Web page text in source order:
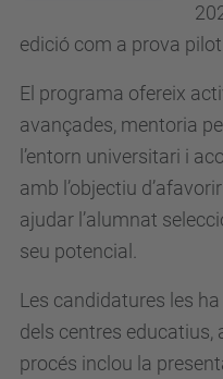
edició com a prova pilot.
El programa ofereix
avançades, mentoria
l’entorn universitari i
amb l’objectiu
ajudar l’alumnat
seu potencial.
Les candidatures les
dels centres educatius,
procés inclou la